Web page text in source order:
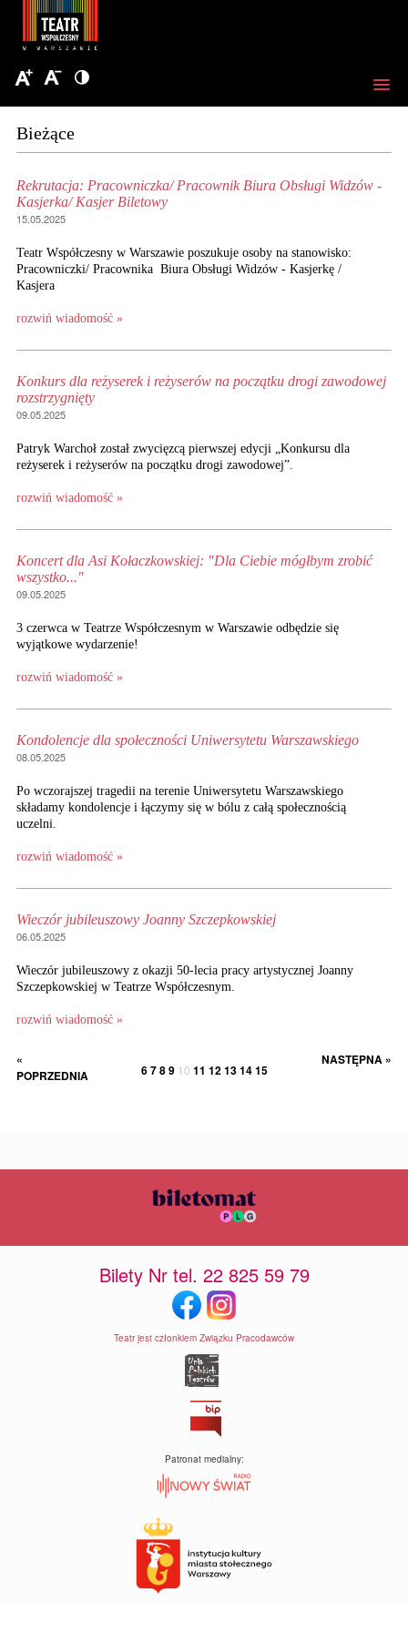
Bieżące
Rekrutacja: Pracowniczka/ Pracownik Biura Obsługi Widzów -
Kasjerka/ Kasjer Biletowy
15.05.2025
Teatr Współczesny w Warszawie poszukuje osoby na stanowisko:
Pracowniczki/ Pracownika Biura Obsługi Widzów - Kasjerkę /
Kasjera
rozwiń wiadomość »
Konkurs dla reżyserek i reżyserów na początku drogi zawodowej
rozstrzygnięty
09.05.2025
Patryk Warchoł został zwycięzcą pierwszej edycji „Konkursu dla
reżyserek i reżyserów na początku drogi zawodowej”.
rozwiń wiadomość »
Koncert dla Asi Kołaczkowskiej: "Dla Ciebie mógłbym zrobić
wszystko..."
09.05.2025
3 czerwca w Teatrze Współczesnym w Warszawie odbędzie się
wyjątkowe wydarzenie!
rozwiń wiadomość »
Kondolencje dla społeczności Uniwersytetu Warszawskiego
08.05.2025
Po wczorajszej tragedii na terenie Uniwersytetu Warszawskiego
składamy kondolencje i łączymy się w bólu z całą społecznością
uczelni.
rozwiń wiadomość »
Wieczór jubileuszowy Joanny Szczepkowskiej
06.05.2025
Wieczór jubileuszowy z okazji 50-lecia pracy artystycznej Joanny
Szczepkowskiej w Teatrze Współczesnym.
rozwiń wiadomość »
«
POPRZEDNIA
678910 11 12131415
NASTĘPNA »
Bilety Nr tel. 22 825 59 79
Teatr jest członkiem Związku Pracodawców
Patronat medialny: